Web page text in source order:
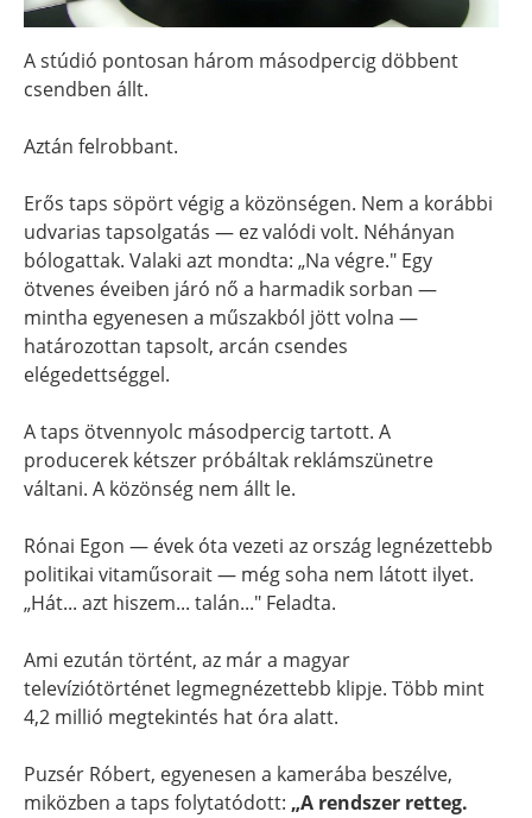
A stúdió pontosan három másodpercig döbbent
csendben állt.
Aztán felrobbant.
Erős taps söpört végig a közönségen. Nem a korábbi
udvarias tapsolgatás — ez valódi volt. Néhányan
bólogattak. Valaki azt mondta: „Na végre." Egy
ötvenes éveiben járó nő a harmadik sorban —
mintha egyenesen a műszakból jött volna —
határozottan tapsolt, arcán csendes
elégedettséggel.
A taps ötvennyolc másodpercig tartott. A
producerek kétszer próbáltak reklámszünetre
váltani. A közönség nem állt le.
Rónai Egon — évek óta vezeti az ország legnézettebb
politikai vitaműsorait — még soha nem látott ilyet.
„Hát... azt hiszem... talán..." Feladta.
Ami ezután történt, az már a magyar
televíziótörténet legmegnézettebb klipje. Több mint
4,2 millió megtekintés hat óra alatt.
Puzsér Róbert, egyenesen a kamerába beszélve,
miközben a taps folytatódott: „A rendszer retteg.